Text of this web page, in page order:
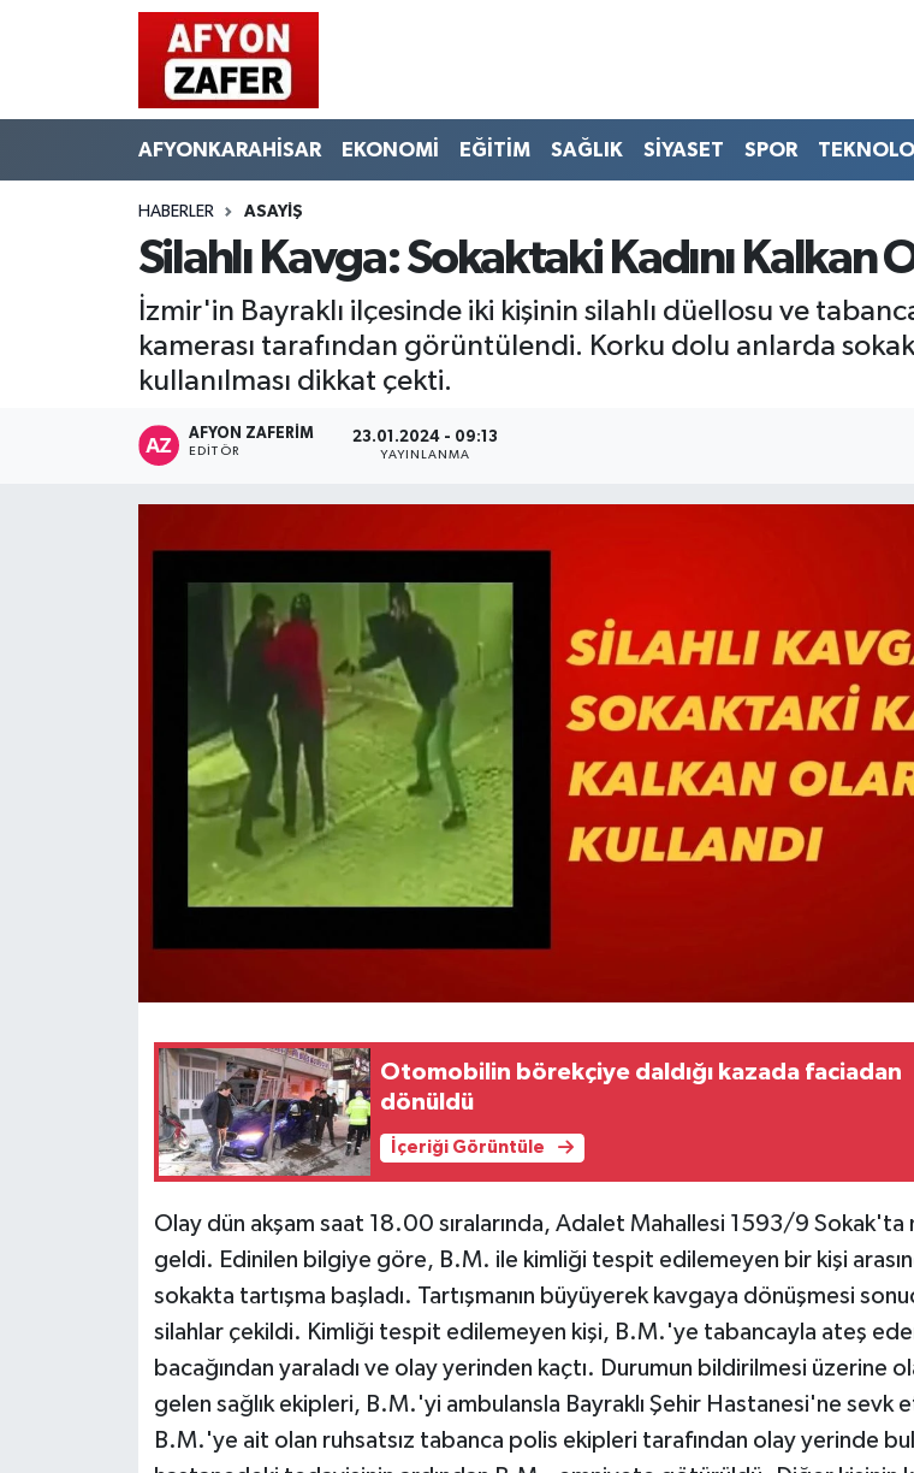
AFYONKARAHİSAR EKONOMİ EĞİTİM SAĞLIK SİYASET SPOR
HABERLER ASAYİŞ
Silahlı Kavga: Sokaktaki Kadını Kalkan
İzmir'in Bayraklı ilçesinde iki kişinin silahlı düellosu ve
kamerası tarafından görüntülendi. Korku dolu anlarda
kullanılması dikkat çekti.
AFYON ZAFERİM
EDITÖR
23.01.2024 - 09:13
YAYINLANMA
Otomobilin börekçiye daldığı kazada faciadan
dönüldü
İçeriği Görüntüle
Olay dün akşam saat 18.00 sıralarında, Adalet Mahallesi 1593/9 Sokak'ta
geldi. Edinilen bilgiye göre, B.M. ile kimliği tespit edilemeyen bir kişi
sokakta tartışma başladı. Tartışmanın büyüyerek kavgaya dönüşmesi
silahlar çekildi. Kimliği tespit edilemeyen kişi, B.M.'ye tabancayla ateş
bacağından yaraladı ve olay yerinden kaçtı. Durumun bildirilmesi üzerine
gelen sağlık ekipleri, B.M.'yi ambulansla Bayraklı Şehir Hastanesi'ne sevk
B.M.'ye ait olan ruhsatsız tabanca polis ekipleri tarafından olay yerinde